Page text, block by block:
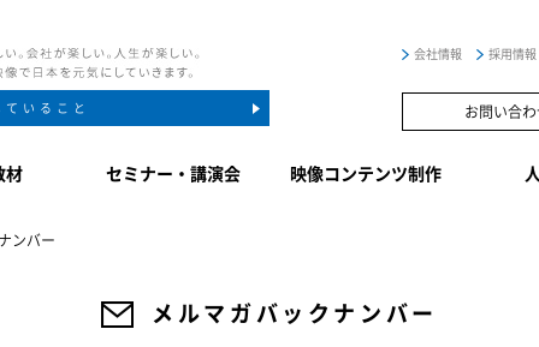
いること
会社情報 採用情報
お問い合わ
材 セミナー・講演会 映像コンテンツ制作
ンバー
メルマガバックナンバー